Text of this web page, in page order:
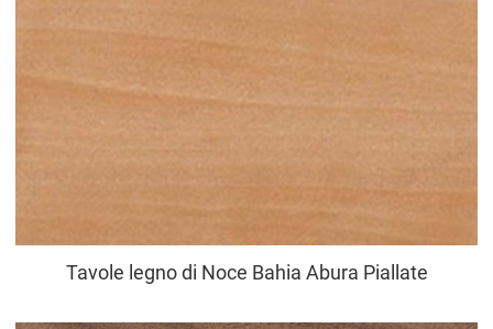
Tavole legno di Noce Bahia Abura Piallate